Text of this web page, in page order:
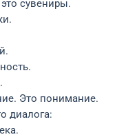
сувениры.
Это понимание.
диалога: